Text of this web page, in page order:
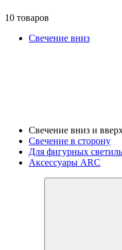
10 товаров
Свечение вниз
Свечение вниз и
Свечение в сторону
Для фигурных
Аксессуары ARC